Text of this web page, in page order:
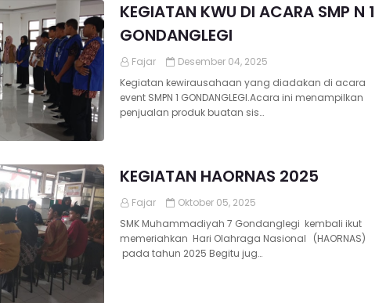
KEGIATAN KWU DI ACARA SMP N 1
GONDANGLEGI
Fajar
Desember 04, 2025
Kegiatan kewirausahaan yang diadakan di acara
event SMPN 1 GONDANGLEGI.Acara ini menampilkan
penjualan produk buatan sis…
KEGIATAN HAORNAS 2025
Fajar
Oktober 05, 2025
SMK Muhammadiyah 7 Gondanglegi kembali ikut
memeriahkan Hari Olahraga Nasional (HAORNAS)
pada tahun 2025 Begitu jug…